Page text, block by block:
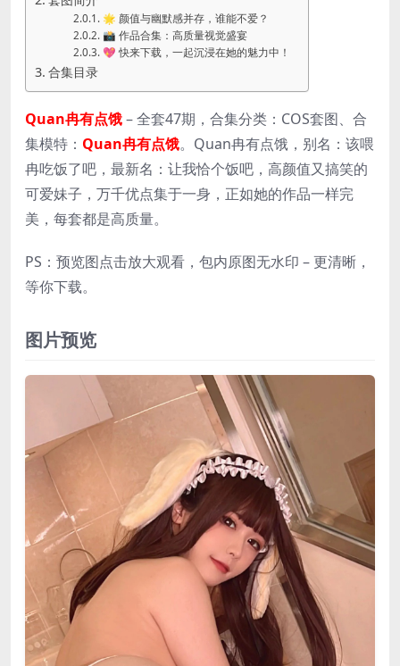
🌟 颜值与幽默感并存，谁能不爱？
📸 作品合集：高质量视觉盛宴
💖 快来下载，一起沉浸在她的魅力中！
合集目录
Quan冉有点饿– 全套47期，合集分类：COS套图、合
集模特： Quan冉有点饿。Quan冉有点饿，别名：该喂
冉吃饭了吧，最新名：让我恰个饭吧，高颜值又搞笑的
可爱妹子，万千优点集于一身，正如她的作品一样完
美，每套都是高质量。
PS：预览图点击放大观看，包内原图无水印 – 更清晰，
等你下载。
图片预览